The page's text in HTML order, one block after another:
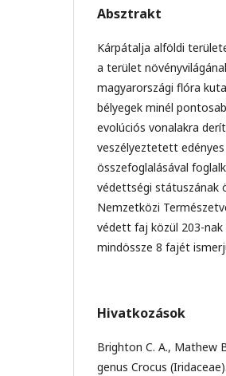
Absztrakt
Kárpátalja alföldi
a terület
magyarországi flóra
bélyegek minél
evolúciós vonalakra
veszélyeztetett
összefoglalásával
védettségi státuszának
Nemzetközi
védett faj közül 203-
mindössze 8 fajét
Hivatkozások
Brighton C. A., Mathew
genus Crocus